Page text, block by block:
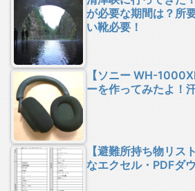
が必要な期間は？所
い靴必要！
【ソニー WH-
ーを作ってみたよ！
【避難所持ち物リス
なエクセル・PDFダ